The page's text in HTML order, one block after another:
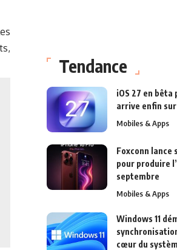
Tendance
iOS 27 en bêta
arrive enfin
Mobiles & Apps
Foxconn
pour produire
septembre
Mobiles & Apps
Windows 11
cœur du